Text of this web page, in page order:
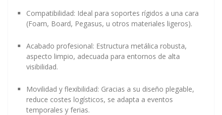
Compatibilidad: Ideal para soportes rígidos a una cara
(Foam, Board, Pegasus, u otros materiales ligeros).
Acabado profesional: Estructura metálica robusta,
aspecto limpio, adecuada para entornos de alta
visibilidad.
Movilidad y flexibilidad: Gracias a su diseño plegable,
reduce costes logísticos, se adapta a eventos
temporales y ferias.